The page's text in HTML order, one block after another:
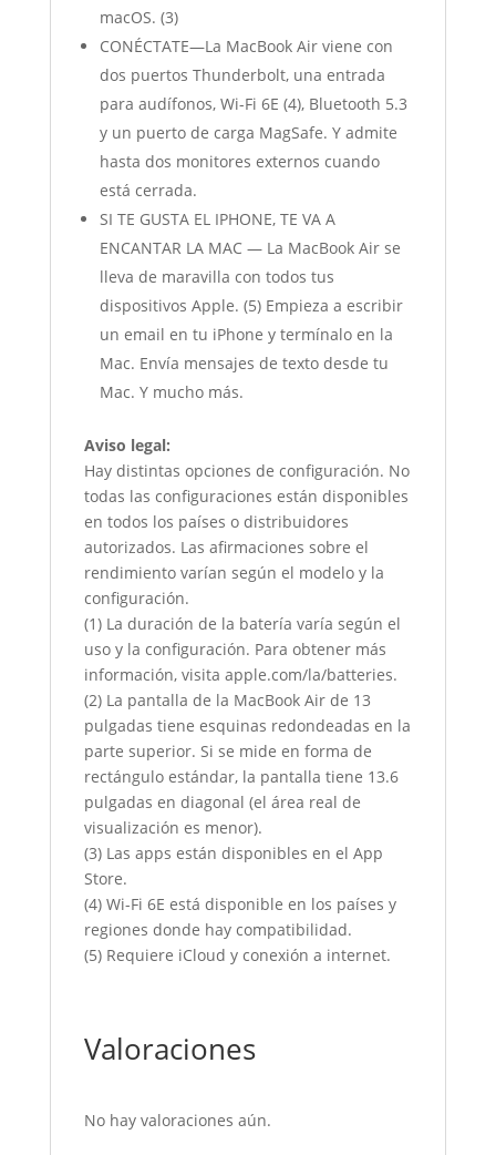
macOS. (3)
CONÉCTATE—La MacBook Air viene con
dos puertos Thunderbolt, una entrada
para audífonos, Wi-Fi 6E (4), Bluetooth 5.3
y un puerto de carga MagSafe. Y admite
hasta dos monitores externos cuando
está cerrada.
SI TE GUSTA EL IPHONE, TE VA A
ENCANTAR LA MAC — La MacBook Air se
lleva de maravilla con todos tus
dispositivos Apple. (5) Empieza a escribir
un email en tu iPhone y termínalo en la
Mac. Envía mensajes de texto desde tu
Mac. Y mucho más.
Aviso legal:
Hay distintas opciones de configuración. No
todas las configuraciones están disponibles
en todos los países o distribuidores
autorizados. Las afirmaciones sobre el
rendimiento varían según el modelo y la
configuración.
(1) La duración de la batería varía según el
uso y la configuración. Para obtener más
información, visita apple.com/la/batteries.
(2) La pantalla de la MacBook Air de 13
pulgadas tiene esquinas redondeadas en la
parte superior. Si se mide en forma de
rectángulo estándar, la pantalla tiene 13.6
pulgadas en diagonal (el área real de
visualización es menor).
(3) Las apps están disponibles en el App
Store.
(4) Wi-Fi 6E está disponible en los países y
regiones donde hay compatibilidad.
(5) Requiere iCloud y conexión a internet.
Valoraciones
No hay valoraciones aún.